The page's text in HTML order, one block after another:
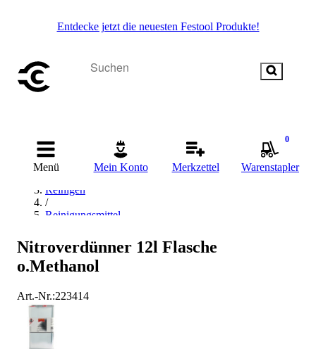
Entdecke jetzt die neuesten Festool Produkte!
Menü Mein Konto Merkzettel
0
Warenstapler
Startseite
Reinigen
/
Reinigungsmittel
Nitro-Verdünnung
Nitroverdünner 12l Flasche
o.Methanol
Art.-Nr.:223414